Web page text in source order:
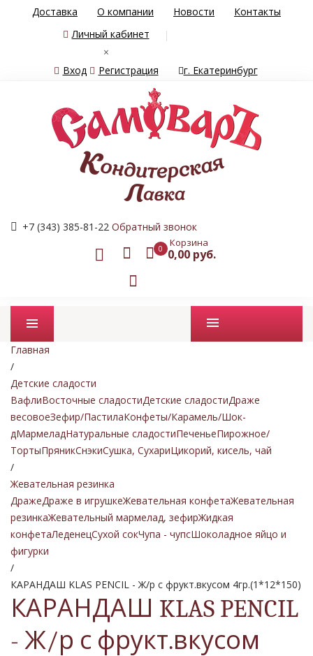
Доставка О компании Новости
Контакты
Личный кабинет
×
Вход
Регистрация г. Екатеринбург
+7 (343) 385-81-22 Обратный звонок
0 Корзина
0,00 руб.
Промо товары
Главная
/
Детские сладости
ВафлиВосточные сладостиДетские сладостиДраже
весовоеЗефир/ПастилаКонфеты/Карамель/Шок-
дМармеладНатуральные сладостиПеченьеПирожное/
ТортыПряникСнэкиСушка, СухариЦикорий, кисель, чай
/
Жевательная резинка
ДражеДраже в игрушкеЖевательная конфетаЖевательная
резинкаЖевательный мармелад, зефирЖидкая
конфетаЛеденецСухой сокЧупа - чупсШоколадное яйцо и
фигурки
/
КАРАНДАШ KLAS PENCIL - Ж/р с фрукт.вкусом 4гр.(1*12*150)
КАРАНДАШ KLAS PENCIL
- Ж/р с фрукт.вкусом